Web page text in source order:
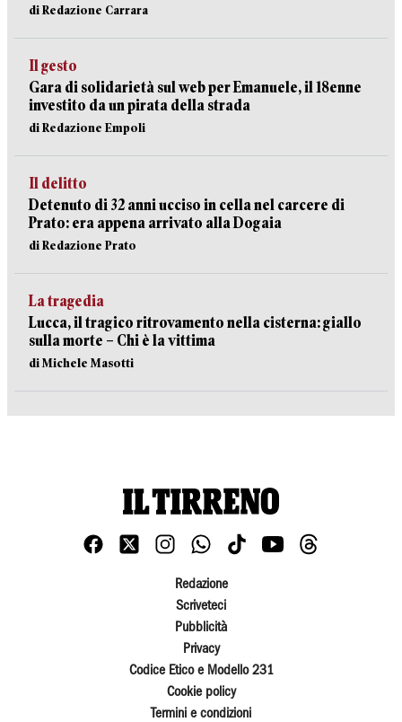
di Redazione Carrara
Il gesto
Gara di solidarietà sul web per Emanuele, il 18enne
investito da un pirata della strada
di Redazione Empoli
Il delitto
Detenuto di 32 anni ucciso in cella nel carcere di
Prato: era appena arrivato alla Dogaia
di Redazione Prato
La tragedia
Lucca, il tragico ritrovamento nella cisterna: giallo
sulla morte – Chi è la vittima
di Michele Masotti
Redazione
Scriveteci
Pubblicità
Privacy
Codice Etico e Modello 231
Cookie policy
Termini e condizioni